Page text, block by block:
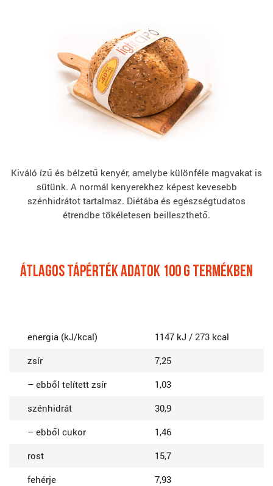
Kiváló ízű és bélzetű kenyér, amelybe különféle magvakat is
sütünk. A normál kenyerekhez képest kevesebb
szénhidrátot tartalmaz. Diétába és egészségtudatos
étrendbe tökéletesen beilleszthető.
átlagos tápérték adatok 100 G termékben
energia (kJ/kcal)
1147 kJ / 273 kcal
zsír
7,25
– ebből telített zsír
1,03
szénhidrát
30,9
– ebből cukor
1,46
rost
15,7
fehérje
7,93